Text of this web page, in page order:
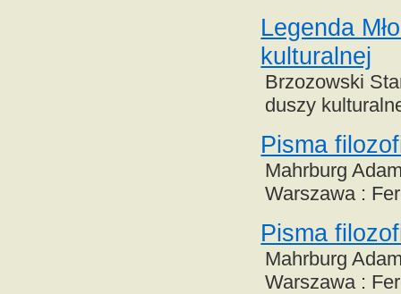
Legenda
kulturalnej
Brzozowski
duszy
Pisma
Mahrburg
Warszawa :
Pisma
Mahrburg
Warszawa :